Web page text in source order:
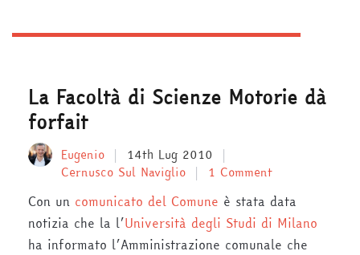
La Facoltà di Scienze Motorie dà
forfait
Eugenio
14th Lug 2010
Cernusco Sul Naviglio
1 Comment
Con un comunicato del Comune è stata data
notizia che la l’Università degli Studi di Milano
ha informato l’Amministrazione comunale che